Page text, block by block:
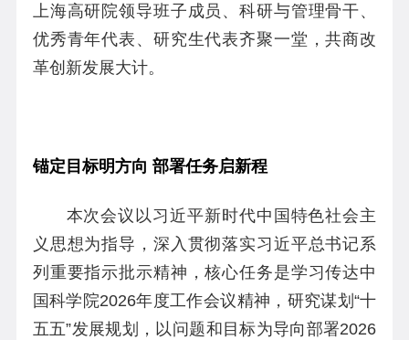
上海高研院领导班子成员、科研与管理骨干、
优秀青年代表、研究生代表齐聚一堂，共商改
革创新发展大计。
锚定目标明方向 部署任务启新程
本次会议以习近平新时代中国特色社会主
义思想为指导，深入贯彻落实习近平总书记系
列重要指示批示精神，核心任务是学习传达中
国科学院2026年度工作会议精神，研究谋划“十
五五”发展规划，以问题和目标为导向部署2026